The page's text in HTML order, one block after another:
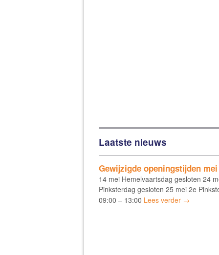
Laatste nieuws
Gewijzigde openingstijden mei
14 mei Hemelvaartsdag gesloten 24
Pinksterdag gesloten 25 mei 2e
09:00 – 13:00 Lees verder →